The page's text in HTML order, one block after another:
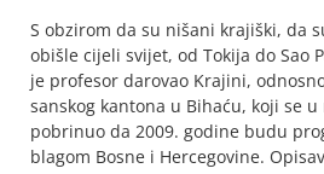
S obzirom da su nišani krajiški, da
obišle cijeli svijet, od Tokija do Sao
je profesor darovao Krajini,
sanskog kantona u Bihaću, koji se
pobrinuo da 2009. godine budu
blagom Bosne i Hercegovine.